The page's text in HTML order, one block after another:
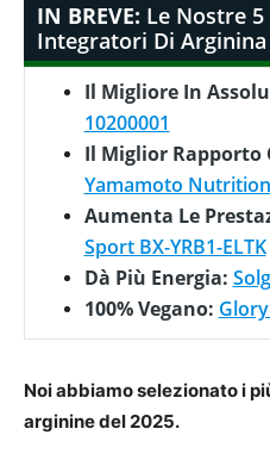
IN BREVE: Le Nostre
Integratori Di Arginina
Il Migliore In
10200001
Il Miglior Rapporto
Yamamoto
Aumenta Le
Sport BX-YRB1-ELTK
Dà Più Energia:
100% Vegano:
Noi abbiamo selezionato i
arginine del 2025.